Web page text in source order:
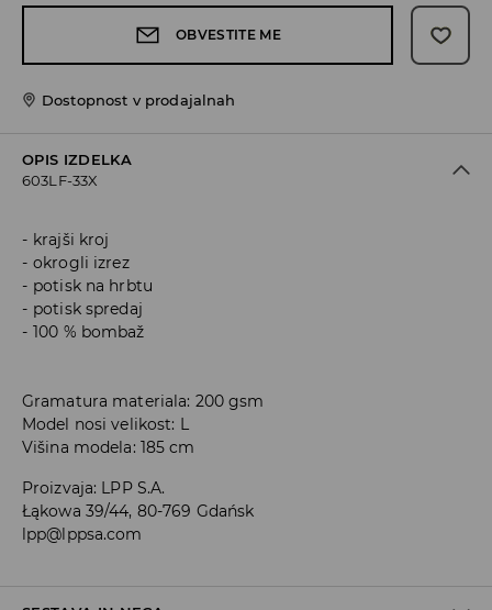
OBVESTITE ME
Dostopnost v prodajalnah
OPIS IZDELKA
603LF-33X
krajši kroj
okrogli izrez
potisk na hrbtu
potisk spredaj
100 % bombaž
Gramatura materiala: 200 gsm
Model nosi velikost: L
Višina modela: 185 cm
Proizvaja: LPP S.A.
Łąkowa 39/44, 80-769 Gdańsk
lpp@lppsa.com